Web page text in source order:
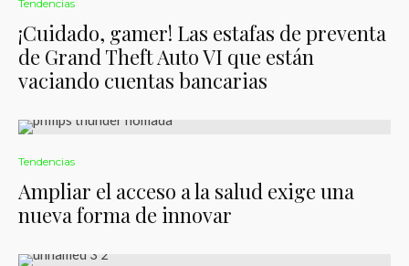
Tendencias
¡Cuidado, gamer! Las estafas de preventa
de Grand Theft Auto VI que están
vaciando cuentas bancarias
Tendencias
Ampliar el acceso a la salud exige una
nueva forma de innovar